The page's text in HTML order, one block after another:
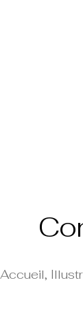
Accueil,